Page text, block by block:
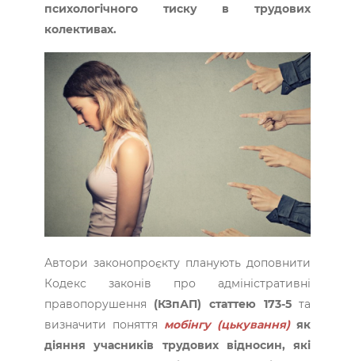
психологічного тиску в трудових
колективах.
Автори законопроєкту планують доповнити
Кодекс законів про адміністративні
правопорушення (КЗпАП) статтею 173-5та
визначити поняття мобінгу (цькування) як
діяння учасників трудових відносин, які